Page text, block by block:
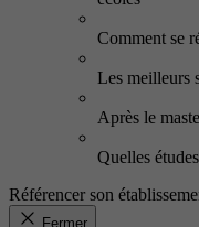
Comment se
Les meilleurs
Après le
Quelles
Référencer son
Fermer